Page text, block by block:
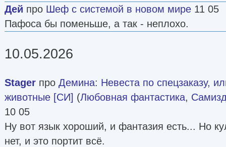
Дей про Шеф с системой в новом мире 11 05
Пафоса бы поменьше, а так - неплохо.
10.05.2026
Stager про Демина: Невеста по спецзаказу,
животные [СИ] (Любовная фантастика,
10 05
Ну вот язык хороший, и фантазия есть... Но
нет, и это портит всё.